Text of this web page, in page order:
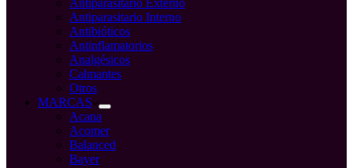
Antiparasitario Externo
Antiparasitario Interno
Antibióticos
Antinflamatorios
Analgésicos
Calmantes
Otros
MARCAS
Acana
Acomer
Balanced
Bayer